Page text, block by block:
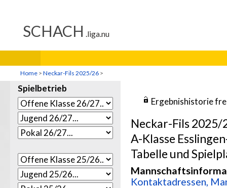
Home > Neckar-Fils 2025/26 >
Spielbetrieb
Ergebnishistorie
Neckar-Fils 2025/
A-Klasse
Tabelle und
Kontaktadressen,